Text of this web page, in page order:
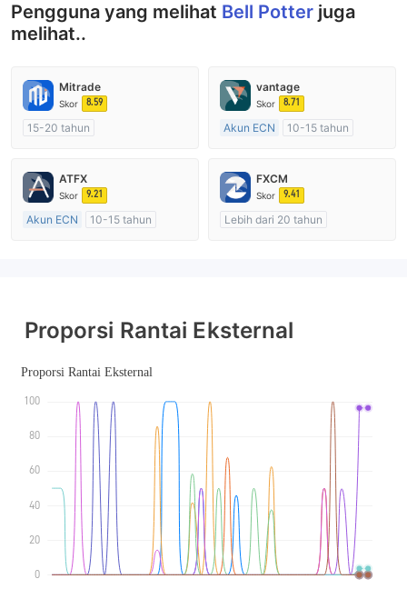
Pengguna yang melihat Bell Potter juga
melihat..
Mitrade
Skor 8.59
15-20 tahun
Market Maker (MM)
Penelitian mandiri
vantage
Skor 8.71
Akun ECN
10-15 tahun
Market Maker (MM)
Lisensi Penuh MT4
ATFX
Skor 9.21
Akun ECN
10-15 tahun
FXCM
Skor 9.41
Lebih dari 20 tahun
Proporsi Rantai Eksternal